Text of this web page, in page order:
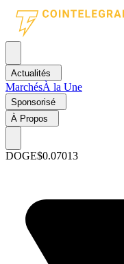
Actualités
MarchésÀ la Une
Sponsorisé
À Propos
DOGE$0.07013